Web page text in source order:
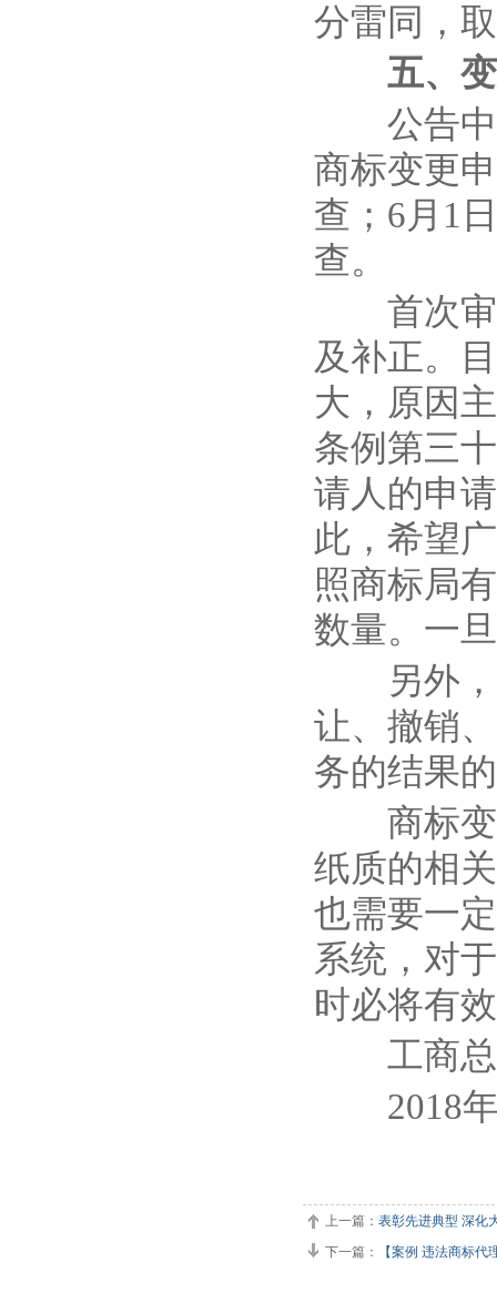
分雷同，
五、
公告中
商标变更
查；6月1
查。
首次审
及补正。
大，原因
条例第三
请人的申
此，希望
照商标局
数量。一
另外，
让、撤销
务的结果
商标变
纸质的相
也需要一
系统，对
时必将有
工商总
2018年
上一篇： 表彰先进典型 深化
下一篇：
【案例 违法商标代